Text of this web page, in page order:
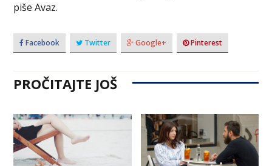
piše Avaz.
Facebook Twitter Google+ Pinterest
PROČITAJTE JOŠ